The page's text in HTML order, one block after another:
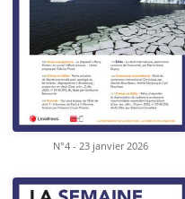
N°4 - 23 janvier 2026